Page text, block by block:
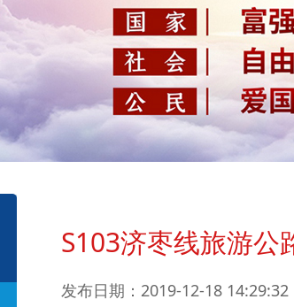
S103济枣线旅游公
发布日期：2019-12-18